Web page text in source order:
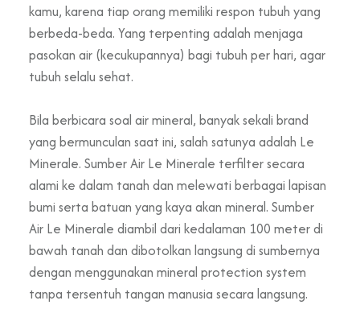
kamu, karena tiap orang memiliki respon tubuh yang
berbeda-beda. Yang terpenting adalah menjaga
pasokan air (kecukupannya) bagi tubuh per hari, agar
tubuh selalu sehat.
Bila berbicara soal air mineral, banyak sekali brand
yang bermunculan saat ini, salah satunya adalah Le
Minerale. Sumber Air Le Minerale terfilter secara
alami ke dalam tanah dan melewati berbagai lapisan
bumi serta batuan yang kaya akan mineral. Sumber
Air Le Minerale diambil dari kedalaman 100 meter di
bawah tanah dan dibotolkan langsung di sumbernya
dengan menggunakan mineral protection system
tanpa tersentuh tangan manusia secara langsung.